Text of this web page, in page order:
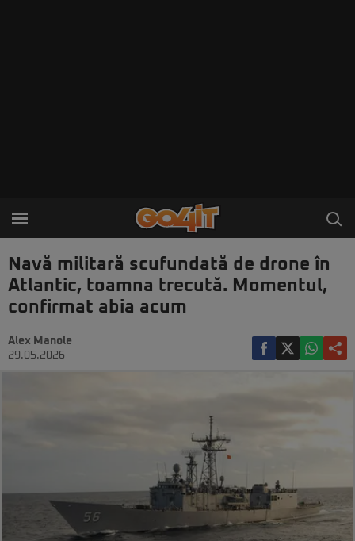
Navă militară scufundată de drone în
Atlantic, toamna trecută. Momentul,
confirmat abia acum
Alex Manole
29.05.2026